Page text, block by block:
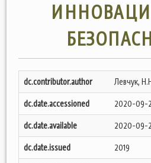
dc.contributor.author
Левчук,
dc.date.accessioned
2020-09-
dc.date.available
2020-09-
dc.date.issued
2019